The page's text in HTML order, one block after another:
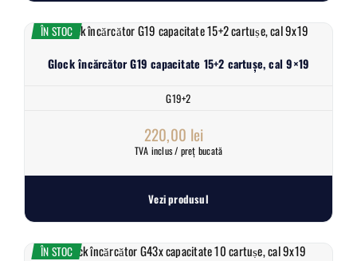
Glock încărcător G19 capacitate 15+2 cartușe, cal 9×19
G19+2
220,00 lei
ÎN STOC
TVA inclus / preț bucată
Vezi produsul
ÎN STOC